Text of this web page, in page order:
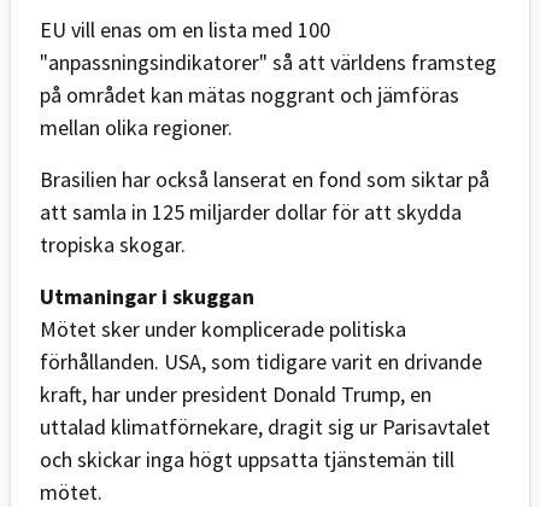
EU vill enas om en lista med 100
"anpassningsindikatorer" så att världens framsteg
på området kan mätas noggrant och jämföras
mellan olika regioner.
Brasilien har också lanserat en fond som siktar på
att samla in 125 miljarder dollar för att skydda
tropiska skogar.
Utmaningar i skuggan
Mötet sker under komplicerade politiska
förhållanden. USA, som tidigare varit en drivande
kraft, har under president Donald Trump, en
uttalad klimatförnekare, dragit sig ur Parisavtalet
och skickar inga högt uppsatta tjänstemän till
mötet.